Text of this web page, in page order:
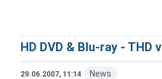
HD DVD & Blu-ray - THD
29.06.2007, 11:14 News